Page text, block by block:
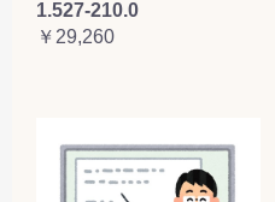
1.527-210.0
￥29,260